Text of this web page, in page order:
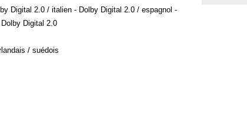
Digital 2.0 / italien - Dolby Digital 2.0 / espagnol -
Digital 2.0
/ suédois